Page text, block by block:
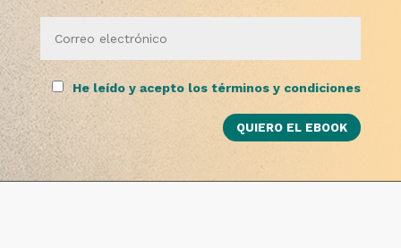
He leído y acepto los términos y condiciones